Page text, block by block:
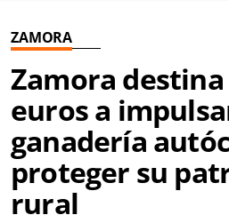
ZAMORA
Zamora destina
euros a
ganadería
proteger su
rural